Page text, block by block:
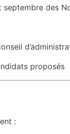
septembre des
proposés
: